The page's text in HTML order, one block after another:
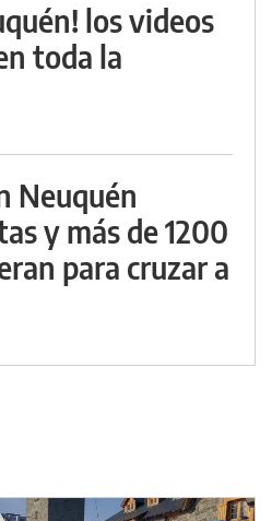
los videos
toda la
Neuquén
y más de 1200
para cruzar a